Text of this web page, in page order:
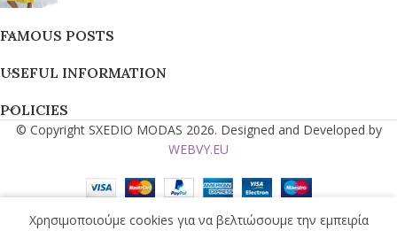
FAMOUS POSTS
USEFUL INFORMATION
POLICIES
© Copyright SXEDIO MODAS 2026. Designed and Developed by
WEBVY.EU
Χρησιμοποιούμε cookies για να βελτιώσουμε την εμπειρία